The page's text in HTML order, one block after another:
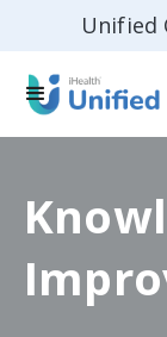
Unified